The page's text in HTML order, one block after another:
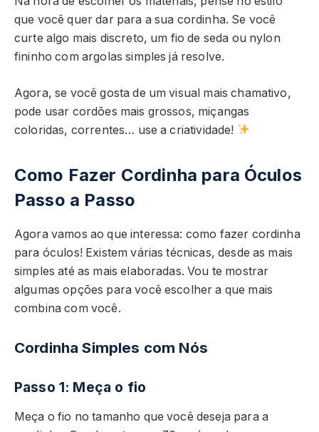
que você quer dar para a sua cordinha. Se você
curte algo mais discreto, um fio de seda ou nylon
fininho com argolas simples já resolve.
Agora, se você gosta de um visual mais chamativo,
pode usar cordões mais grossos, miçangas
coloridas, correntes… use a criatividade!
Como Fazer Cordinha para Óculos
Passo a Passo
Agora vamos ao que interessa: como fazer cordinha
para óculos! Existem várias técnicas, desde as mais
simples até as mais elaboradas. Vou te mostrar
algumas opções para você escolher a que mais
combina com você.
Cordinha Simples com Nós
Passo 1: Meça o fio
Meça o fio no tamanho que você deseja para a